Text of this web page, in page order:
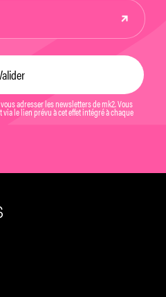
adresser les newsletters de mk2. Vous
le lien prévu à cet effet intégré à chaque